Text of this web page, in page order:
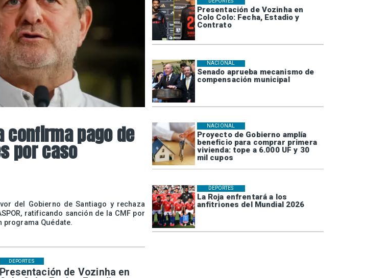
Presentación de Vozinha en
Colo Colo: Fecha, Estadio y
Contrato
Senado aprueba mecanismo de
compensación municipal
NACIONAL
Proyecto de Gobierno amplía
beneficio para comprar primera
vivienda: tope a 6.000 UF y 30
mil cupos
NACIONAL
La Roja enfrentará a los
anfitriones del Mundial 2026
DEPORTES
Presentación de Vozinha en
DEPORTES
confirma pago de
por caso
del Gobierno de Santiago y rechaza
ratificando sanción de la CMF por
programa Quédate.